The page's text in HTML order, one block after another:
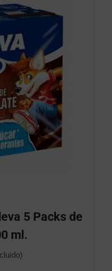
5 Packs de
ml.